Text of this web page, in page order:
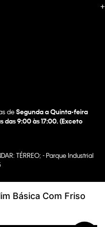
Básica Com Friso
+
deSegunda a Quinta-feira
das 9:00 às 17:00. (Exceto
TÉRREO; - Parque Industrial
LTDA.